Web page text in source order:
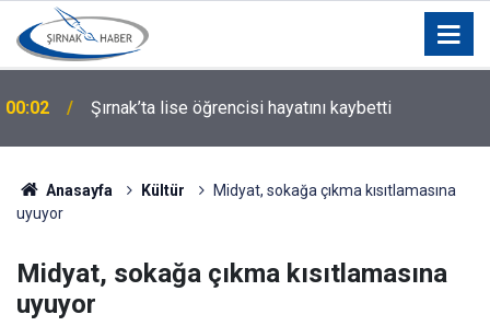
00:01
Ülkesinden Akranlarıyla Buluşacaklar!
Anasayfa Kültür
Midyat, sokağa çıkma kısıtlamasına
uyuyor
Midyat, sokağa çıkma kısıtlamasına
uyuyor